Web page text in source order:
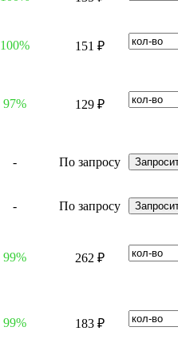
100% 151 ₽
97% 129 ₽
- По запросу
- По запросу
99% 262 ₽
99% 183 ₽